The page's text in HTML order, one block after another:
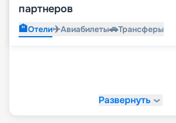
партнеров
🏨Отели✈️Авиабилеты🚗Трансферы
Развернуть